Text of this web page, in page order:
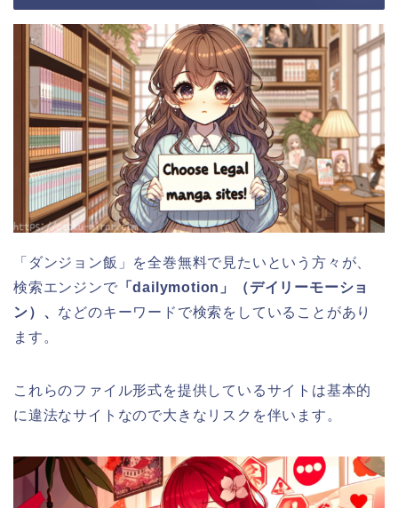
「ダンジョン飯」を全巻無料で見たいという方々が、
検索エンジンで 「dailymotion」（デイリーモーショ
ン）、 などのキーワードで検索をしていることがあり
ます。
これらのファイル形式を提供しているサイトは基本的
に違法なサイトなので大きなリスクを伴います。